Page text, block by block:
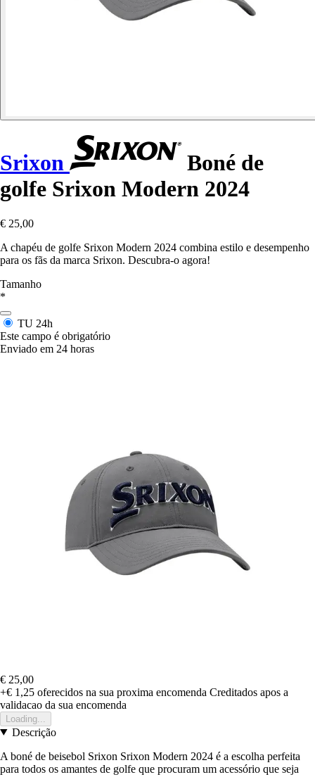
Srixon
Boné de
golfe Srixon Modern 2024
€ 25,00
A chapéu de golfe Srixon Modern 2024 combina estilo e desempenho
para os fãs da marca Srixon. Descubra-o agora!
Tamanho
*
TU 24h
Este campo é obrigatório
Enviado em 24 horas
€ 25,00
+€ 1,25 oferecidos na sua proxima encomenda Creditados apos a
validacao da sua encomenda
Loading...
Descrição
A boné de beisebol Srixon Srixon Modern 2024 é a escolha perfeita
para todos os amantes de golfe que procuram um acessório que seja